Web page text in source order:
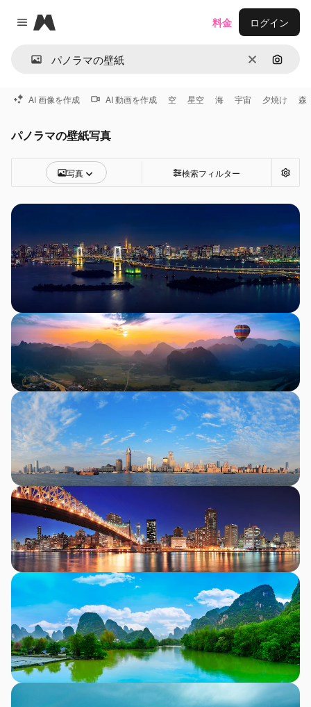
Close menu
Magnific
消去 画像で
料金 ログイン
AI 画像を作成 AI 動画を作成 空 星空 海 宇宙 夕焼け 森
パノラマの壁紙写真
写真 検索フィルター